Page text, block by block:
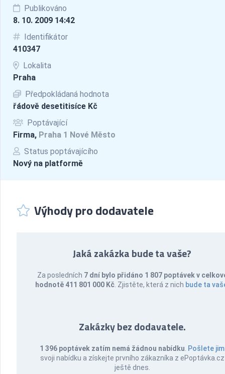
Publikováno
8. 10. 2009 14:42
Identifikátor
410347
Lokalita
Praha
Předpokládaná hodnota
řádově desetitisíce Kč
Poptávající
Firma, Praha 1 Nové Město
Status poptávajícího
Nový na platformě
Výhody pro dodavatele
Jaká zakázka bude ta vaše?
Za posledních 7 dní bylo přidáno 1 807 poptávek v
hodnotě 411 801 000 Kč . Zjistěte, která z nich bude ta
Zakázky bez dodavatele.
1 396 poptávek zatím nemá žádnou nabídku Pošlete jim
svoji nabídku a získejte prvního zákazníka z ePoptávka.cz
ještě dnes.